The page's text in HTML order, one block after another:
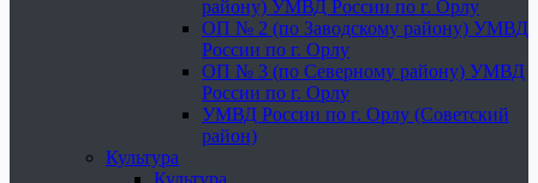
району) УМВД России по г. Орлу
ОП № 2 (по Заводскому району) УМВД
России по г. Орлу
ОП № 3 (по Северному району) УМВД
России по г. Орлу
УМВД России по г. Орлу (Советский
район)
Культура
Культура